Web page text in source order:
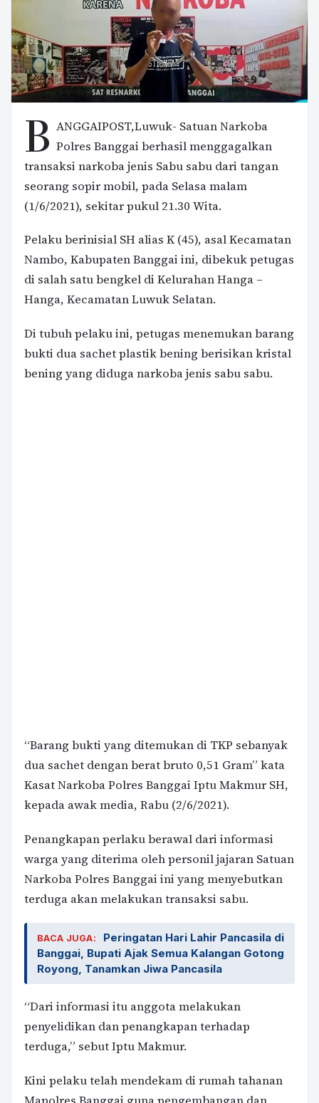
B ANGGAIPOST,Luwuk- Satuan Narkoba
Polres Banggai berhasil menggagalkan
transaksi narkoba jenis Sabu sabu dari tangan
seorang sopir mobil, pada Selasa malam
(1/6/2021), sekitar pukul 21.30 Wita.
Pelaku berinisial SH alias K (45), asal Kecamatan
Nambo, Kabupaten Banggai ini, dibekuk petugas
di salah satu bengkel di Kelurahan Hanga –
Hanga, Kecamatan Luwuk Selatan.
Di tubuh pelaku ini, petugas menemukan barang
bukti dua sachet plastik bening berisikan kristal
bening yang diduga narkoba jenis sabu sabu.
“Barang bukti yang ditemukan di TKP sebanyak
dua sachet dengan berat bruto 0,51 Gram” kata
Kasat Narkoba Polres Banggai Iptu Makmur SH,
kepada awak media, Rabu (2/6/2021).
Penangkapan perlaku berawal dari informasi
warga yang diterima oleh personil jajaran Satuan
Narkoba Polres Banggai ini yang menyebutkan
terduga akan melakukan transaksi sabu.
BACA JUGA:
Peringatan Hari Lahir Pancasila di
Banggai, Bupati Ajak Semua Kalangan Gotong
Royong, Tanamkan Jiwa Pancasila
“Dari informasi itu anggota melakukan
penyelidikan dan penangkapan terhadap
terduga,” sebut Iptu Makmur.
Kini pelaku telah mendekam di rumah tahanan